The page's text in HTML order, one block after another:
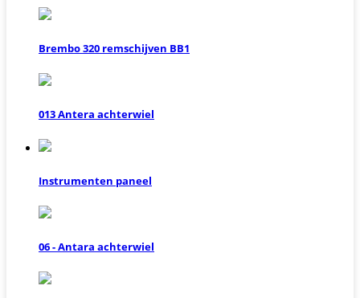
Brembo 320 remschijven BB1
013 Antera achterwiel
Instrumenten paneel
06 - Antara achterwiel